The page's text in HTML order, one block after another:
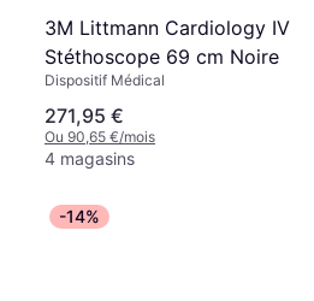
3M Littmann Cardiology IV
Stéthoscope 69 cm Noire
Dispositif Médical
271,95 €
Ou 90,65 €/mois
4 magasins
-14%